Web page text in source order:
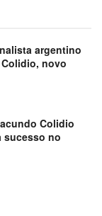
argentino
novo
Colidio
sucesso no